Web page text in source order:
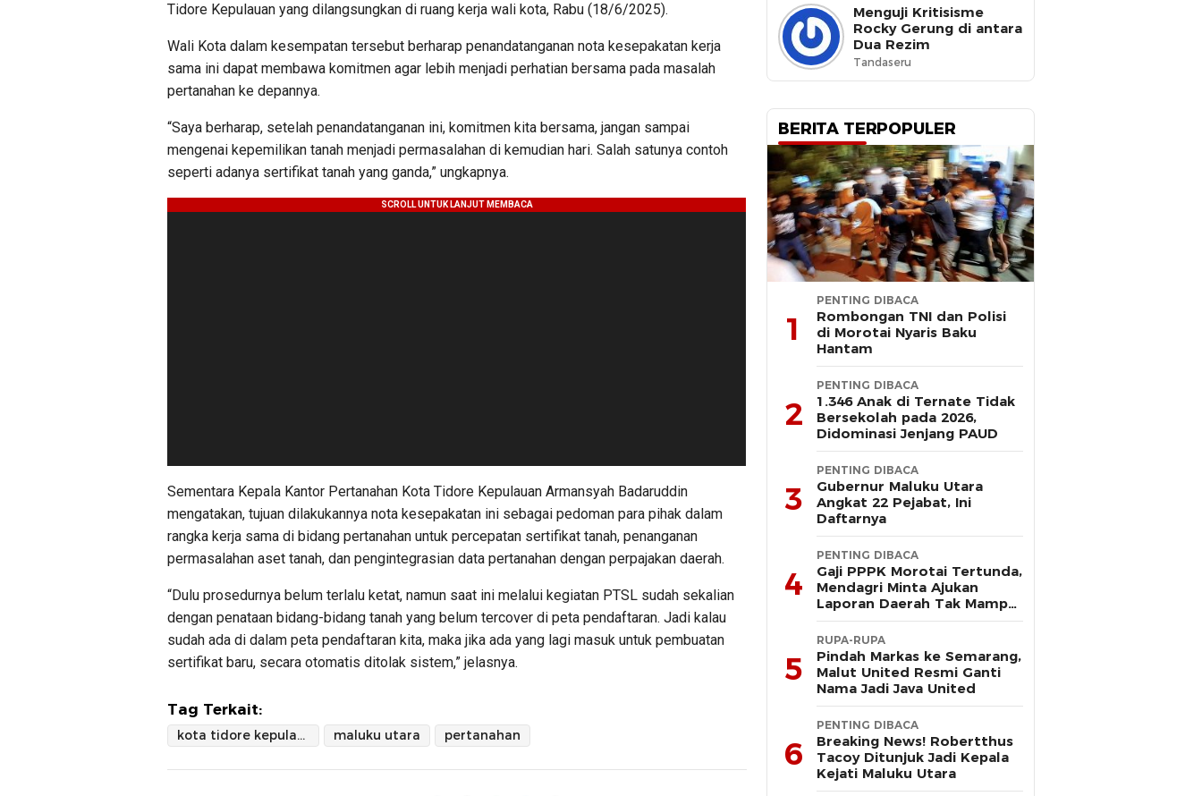
Tidore Kepulauan yang dilangsungkan di ruang kerja wali kota, Rabu (18/6/2025).
Wali Kota dalam kesempatan tersebut berharap penandatanganan nota kesepakatan kerja
sama ini dapat membawa komitmen agar lebih menjadi perhatian bersama pada masalah
pertanahan ke depannya.
“Saya berharap, setelah penandatanganan ini, komitmen kita bersama, jangan sampai
mengenai kepemilikan tanah menjadi permasalahan di kemudian hari. Salah satunya contoh
seperti adanya sertifikat tanah yang ganda,” ungkapnya.
Sementara Kepala Kantor Pertanahan Kota Tidore Kepulauan Armansyah Badaruddin
mengatakan, tujuan dilakukannya nota kesepakatan ini sebagai pedoman para pihak dalam
rangka kerja sama di bidang pertanahan untuk percepatan sertifikat tanah, penanganan
permasalahan aset tanah, dan pengintegrasian data pertanahan dengan perpajakan daerah.
“Dulu prosedurnya belum terlalu ketat, namun saat ini melalui kegiatan PTSL sudah sekalian
dengan penataan bidang-bidang tanah yang belum tercover di peta pendaftaran. Jadi kalau
sudah ada di dalam peta pendaftaran kita, maka jika ada yang lagi masuk untuk pembuatan
sertifikat baru, secara otomatis ditolak sistem,” jelasnya.
Tag Terkait:
kota tidore kepulauan maluku utara pertanahan
Menguji Kritisisme
Rocky Gerung di antara
Dua Rezim
Tandaseru
BERITA TERPOPULER
1
PENTING DIBACA
Rombongan TNI dan Polisi
di Morotai Nyaris Baku
Hantam
2
PENTING DIBACA
1.346 Anak di Ternate Tidak
Bersekolah pada 2026,
Didominasi Jenjang PAUD
3
PENTING DIBACA
Gubernur Maluku Utara
Angkat 22 Pejabat, Ini
Daftarnya
4
PENTING DIBACA
Gaji PPPK Morotai Tertunda,
Mendagri Minta Ajukan
Laporan Daerah Tak Mampu
Bayar Pegawai
5
RUPA-RUPA
Pindah Markas ke Semarang,
Malut United Resmi Ganti
Nama Jadi Java United
6
PENTING DIBACA
Breaking News! Robertthus
Tacoy Ditunjuk Jadi Kepala
Kejati Maluku Utara